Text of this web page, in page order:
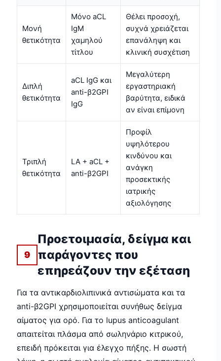
Μονή
θετικότητα
Μόνο aCL
IgM
χαμηλού
τίτλου
Θέλει προσοχή,
συχνά χρειάζεται
επανάληψη και
κλινική συσχέτιση
Διπλή
θετικότητα
aCL IgG και
anti-β2GPI
IgG
Μεγαλύτερη
εργαστηριακή
βαρύτητα, ειδικά
αν είναι επίμονη
Τριπλή
θετικότητα
LA + aCL +
anti-β2GPI
Προφίλ
υψηλότερου
κινδύνου και
ανάγκη
προσεκτικής
ιατρικής
αξιολόγησης
9
Προετοιμασία, δείγμα και
παράγοντες που
επηρεάζουν την εξέταση
Για τα αντικαρδιολιπινικά αντισώματα και τα
anti-β2GPI χρησιμοποιείται συνήθως δείγμα
αίματος για ορό. Για το lupus anticoagulant
απαιτείται πλάσμα από σωληνάριο κιτρικού,
επειδή πρόκειται για έλεγχο πήξης. Η σωστή